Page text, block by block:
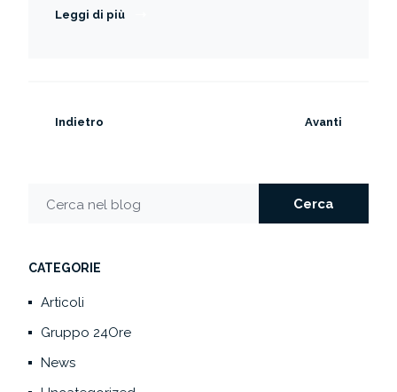
Leggi di più
Indietro Avanti
Cerca nel blog Cerca
CATEGORIE
Articoli
Gruppo 24Ore
News